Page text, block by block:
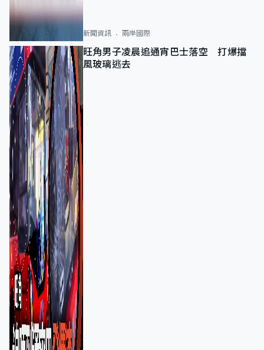
新聞資訊 兩岸國際
旺角男子凌晨追通宵巴士落空 打爆擋
風玻璃逃去